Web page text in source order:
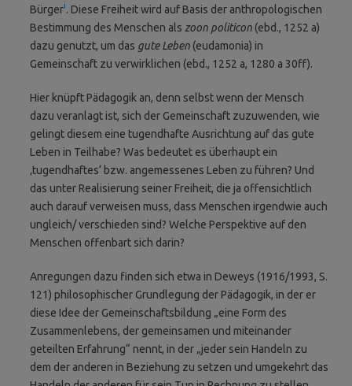
Bürgeri. Diese Freiheit wird auf Basis der anthropologischen
Bestimmung des Menschen als zoon politicon (ebd., 1252 a)
dazu genutzt, um das gute Leben (eudamonia) in
Gemeinschaft zu verwirklichen (ebd., 1252 a, 1280 a 30ff).
Hier knüpft Pädagogik an, denn selbst wenn der Mensch
dazu veranlagt ist, sich der Gemeinschaft zuzuwenden, wie
gelingt diesem eine tugendhafte Ausrichtung auf das gute
Leben in Teilhabe? Was bedeutet es überhaupt ein
‚tugendhaftes‘ bzw. angemessenes Leben zu führen? Und
das unter Realisierung seiner Freiheit, die ja offensichtlich
auch darauf verweisen muss, dass Menschen irgendwie auch
ungleich/ verschieden sind? Welche Perspektive auf den
Menschen offenbart sich darin?
Anregungen dazu finden sich etwa in Deweys (1916/1993, S.
121) philosophischer Grundlegung der Pädagogik, in der er
diese Idee der Gemeinschaftsbildung „eine Form des
Zusammenlebens, der gemeinsamen und miteinander
geteilten Erfahrung“ nennt, in der „jeder sein Handeln zu
dem der anderen in Beziehung zu setzen und umgekehrt das